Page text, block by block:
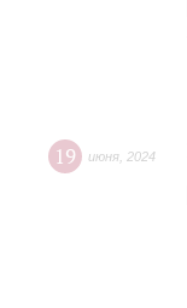
19 июня 2024